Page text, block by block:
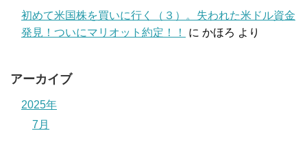
初めて米国株を買いに行く（３）。失われた米ドル資金
発見！ついにマリオット約定！！
に かほろ より
アーカイブ
2025年
7月